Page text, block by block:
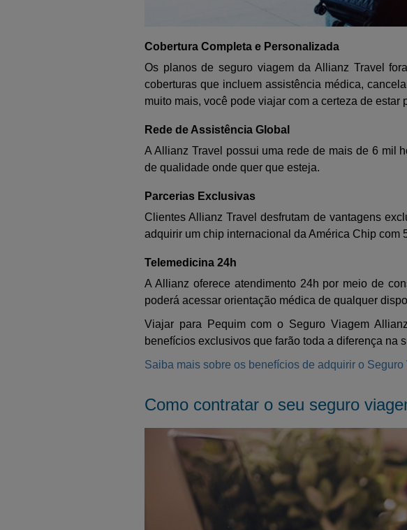
Cobertura Completa e Personalizada
Os planos de seguro viagem da Allianz Travel
coberturas que incluem assistência médica,
muito mais, você pode viajar com a certeza de estar
Rede de Assistência Global
A Allianz Travel possui uma rede de mais de 6 mil
de qualidade onde quer que esteja.
Parcerias Exclusivas
Clientes Allianz Travel desfrutam de vantagens
adquirir um chip internacional da América Chip com
Telemedicina 24h
A Allianz oferece atendimento 24h por meio de
poderá acessar orientação médica de qualquer
Viajar para Pequim com o Seguro Viagem
benefícios exclusivos que farão toda a diferença na
Saiba mais sobre os benefícios de adquirir o
Como contratar o seu seguro